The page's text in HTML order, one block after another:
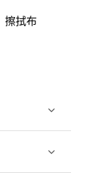
擦拭布